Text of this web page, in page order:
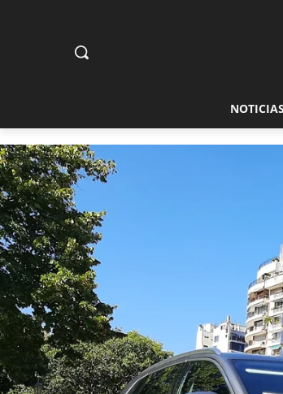
NOTICIAS